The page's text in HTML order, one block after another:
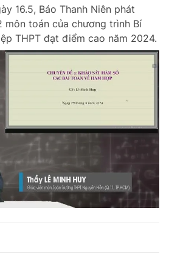
16.5, Báo Thanh Niên phát
môn toán của chương trình Bí
THPT đạt điểm cao năm 2024.